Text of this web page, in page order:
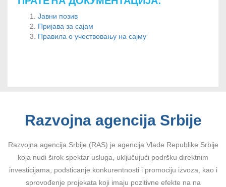
Јавни позив
Пријава за сајам
Правила о учествовању на сајму
Razvojna agencija Srbije
Razvojna agencija Srbije (RAS) je agencija Vlade Republike Srbije
koja nudi širok spektar usluga, uključujući podršku direktnim
investicijama, podsticanje konkurentnosti i promociju izvoza, kao i
sprovođenje projekata koji imaju pozitivne efekte na na